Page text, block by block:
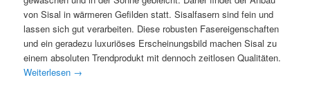
von Sisal in wärmeren Gefilden statt. Sisalfasern sind fein und
lassen sich gut verarbeiten. Diese robusten Fasereigenschaften
und ein geradezu luxuriöses Erscheinungsbild machen Sisal zu
einem absoluten Trendprodukt mit dennoch zeitlosen Qualitäten.
Weiterlesen →